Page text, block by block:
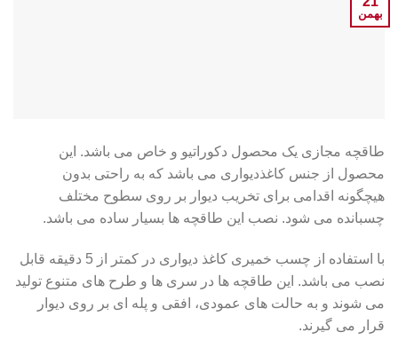
بهمن
طاقچه مجازی یک محصول دکوراتیو و خاص می باشد. این
محصول از جنس کاغذدیواری می باشد که به راحتی بدون
هیچگونه اقدامی برای تخریب دیوار بر روی سطوح مختلف
چسبانده می شود. نصب این طاقچه ها بسیار ساده می باشد.
با استفاده از چسب خمیری کاغذ دیواری در کمتر از 5 دقیقه قابل
نصب می باشد. این طاقچه ها در سری ها و طرح های متنوع تولید
می شوند و به حالت های عمودی، افقی و پله ای بر روی دیوار
قرار می گیرند.